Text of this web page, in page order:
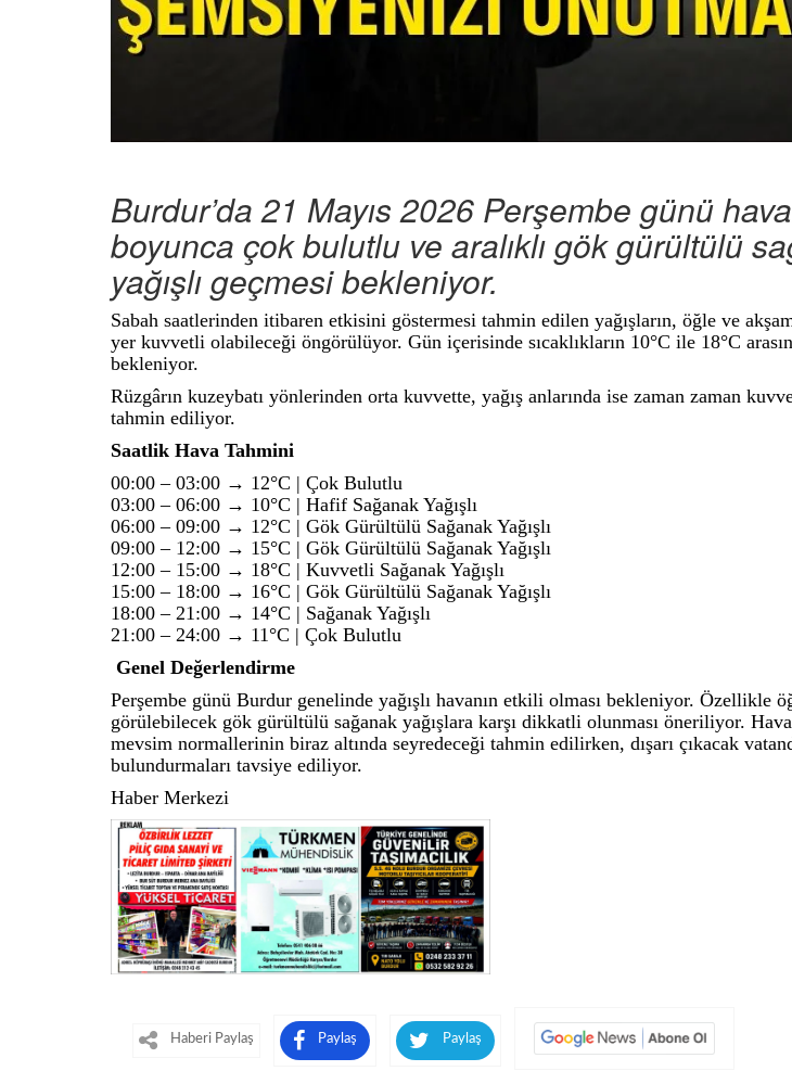
Burdur’da 21 Mayıs 2026 Perşembe günü
boyunca çok bulutlu ve aralıklı gök gürültülü
yağışlı geçmesi bekleniyor.
Sabah saatlerinden itibaren etkisini göstermesi tahmin edilen yağışların, öğle ve
yer kuvvetli olabileceği öngörülüyor. Gün içerisinde sıcaklıkların 10°C ile 18°C
bekleniyor.
Rüzgârın kuzeybatı yönlerinden orta kuvvette, yağış anlarında ise zaman zaman
tahmin ediliyor.
Saatlik Hava Tahmini
00:00 – 03:00 → 12°C | Çok Bulutlu
03:00 – 06:00 → 10°C | Hafif Sağanak Yağışlı
06:00 – 09:00 → 12°C | Gök Gürültülü Sağanak Yağışlı
09:00 – 12:00 → 15°C | Gök Gürültülü Sağanak Yağışlı
12:00 – 15:00 → 18°C | Kuvvetli Sağanak Yağışlı
15:00 – 18:00 → 16°C | Gök Gürültülü Sağanak Yağışlı
18:00 – 21:00 → 14°C | Sağanak Yağışlı
21:00 – 24:00 → 11°C | Çok Bulutlu
Genel Değerlendirme
Perşembe günü Burdur genelinde yağışlı havanın etkili olması bekleniyor. Özellikle
görülebilecek gök gürültülü sağanak yağışlara karşı dikkatli olunması öneriliyor. Hava
mevsim normallerinin biraz altında seyredeceği tahmin edilirken, dışarı çıkacak
bulundurmaları tavsiye ediliyor.
Haber Merkezi
Haberi Paylaş Paylaş Paylaş